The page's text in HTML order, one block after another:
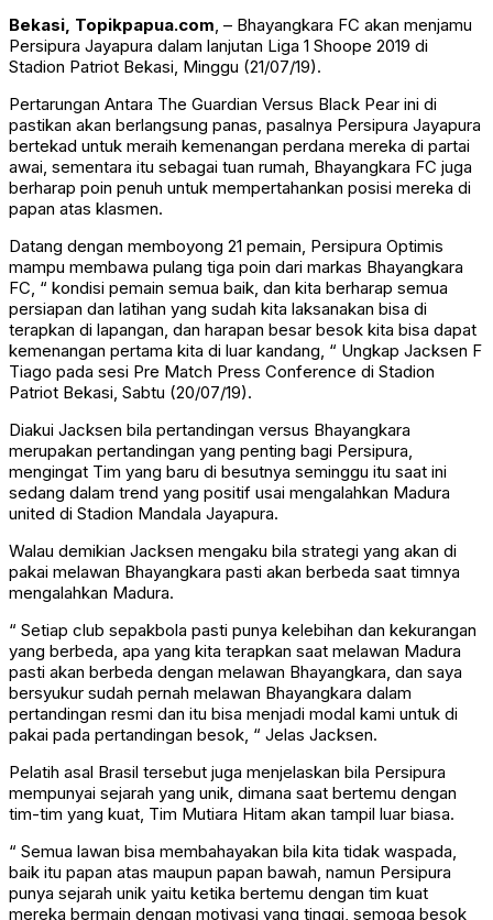
Bekasi, Topikpapua.com, – Bhayangkara FC akan menjamu
Persipura Jayapura dalam lanjutan Liga 1 Shoope 2019 di
Stadion Patriot Bekasi, Minggu (21/07/19).
Pertarungan Antara The Guardian Versus Black Pear ini di
pastikan akan berlangsung panas, pasalnya Persipura Jayapura
bertekad untuk meraih kemenangan perdana mereka di partai
awai, sementara itu sebagai tuan rumah, Bhayangkara FC juga
berharap poin penuh untuk mempertahankan posisi mereka di
papan atas klasmen.
Datang dengan memboyong 21 pemain, Persipura Optimis
mampu membawa pulang tiga poin dari markas Bhayangkara
FC, “ kondisi pemain semua baik, dan kita berharap semua
persiapan dan latihan yang sudah kita laksanakan bisa di
terapkan di lapangan, dan harapan besar besok kita bisa dapat
kemenangan pertama kita di luar kandang, “ Ungkap Jacksen F
Tiago pada sesi Pre Match Press Conference di Stadion
Patriot Bekasi, Sabtu (20/07/19).
Diakui Jacksen bila pertandingan versus Bhayangkara
merupakan pertandingan yang penting bagi Persipura,
mengingat Tim yang baru di besutnya seminggu itu saat ini
sedang dalam trend yang positif usai mengalahkan Madura
united di Stadion Mandala Jayapura.
Walau demikian Jacksen mengaku bila strategi yang akan di
pakai melawan Bhayangkara pasti akan berbeda saat timnya
mengalahkan Madura.
“ Setiap club sepakbola pasti punya kelebihan dan kekurangan
yang berbeda, apa yang kita terapkan saat melawan Madura
pasti akan berbeda dengan melawan Bhayangkara, dan saya
bersyukur sudah pernah melawan Bhayangkara dalam
pertandingan resmi dan itu bisa menjadi modal kami untuk di
pakai pada pertandingan besok, “ Jelas Jacksen.
Pelatih asal Brasil tersebut juga menjelaskan bila Persipura
mempunyai sejarah yang unik, dimana saat bertemu dengan
tim-tim yang kuat, Tim Mutiara Hitam akan tampil luar biasa.
“ Semua lawan bisa membahayakan bila kita tidak waspada,
baik itu papan atas maupun papan bawah, namun Persipura
punya sejarah unik yaitu ketika bertemu dengan tim kuat
mereka bermain dengan motivasi yang tinggi, semoga besok